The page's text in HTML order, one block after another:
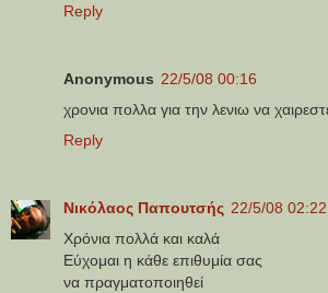
Reply
Anonymous 22/5/08 00:16
χρονια πολλα για την λενιω να
Reply
Νικόλαος Παπουτσής 22/5/08 02:22
Χρόνια πολλά και καλά
Εύχομαι η κάθε επιθυμία σας
να πραγματοποιηθεί